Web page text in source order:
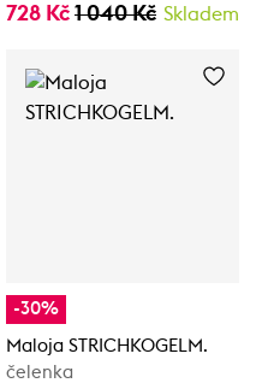
728 Kč 1 040 Kč Skladem
-30%
Maloja STRICHKOGELM.
čelenka